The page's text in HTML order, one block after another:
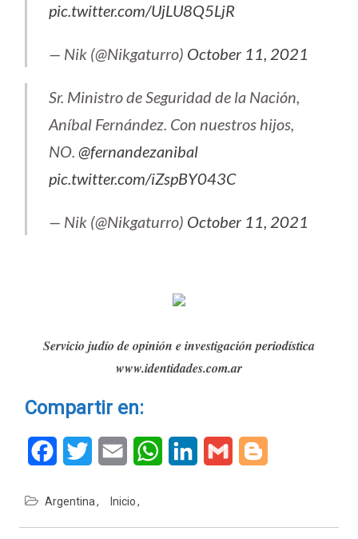
pic.twitter.com/UjLU8Q5LjR
— Nik (@Nikgaturro) October 11, 2021
Sr. Ministro de Seguridad de la Nación,
Aníbal Fernández. Con nuestros hijos,
NO. @fernandezanibal
pic.twitter.com/iZspBY043C
— Nik (@Nikgaturro) October 11, 2021
Servicio judío de opinión e investigación periodística
www.identidades.com.ar
Compartir en:
FacebookTwitter Email WhatsAppLinkedInGmail
Argentina Inicio
Navegación